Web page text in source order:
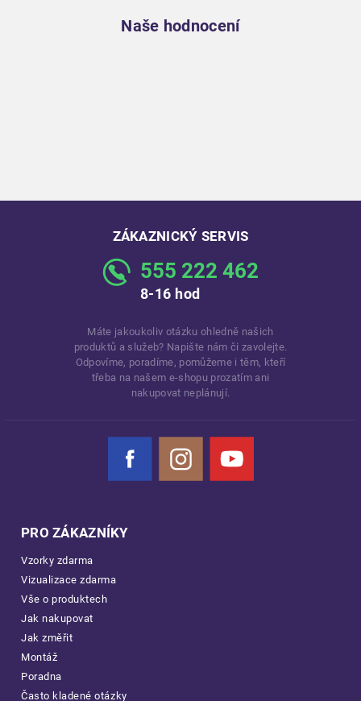
Naše hodnocení
ZÁKAZNICKÝ SERVIS
555 222 462
8-16 hod
Máte jakoukoliv otázku ohledně našich
produktů a služeb? Napište nám či zavolejte.
Odpovíme, poradíme, pomůžeme i těm, kteří
třeba na našem e-shopu prozatím ani
nakupovat neplánují.
Facebook Instagram YouTube
PRO ZÁKAZNÍKY
Vzorky zdarma
Vizualizace zdarma
Vše o produktech
Jak nakupovat
Jak změřit
Montáž
Poradna
Často kladené otázky